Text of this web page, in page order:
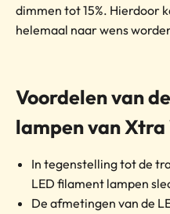
dimmen tot 15%. Hierdoor
helemaal naar wens
Voordelen van
lampen van Xtra
In tegenstelling tot de
LED filament lampen
De afmetingen van de